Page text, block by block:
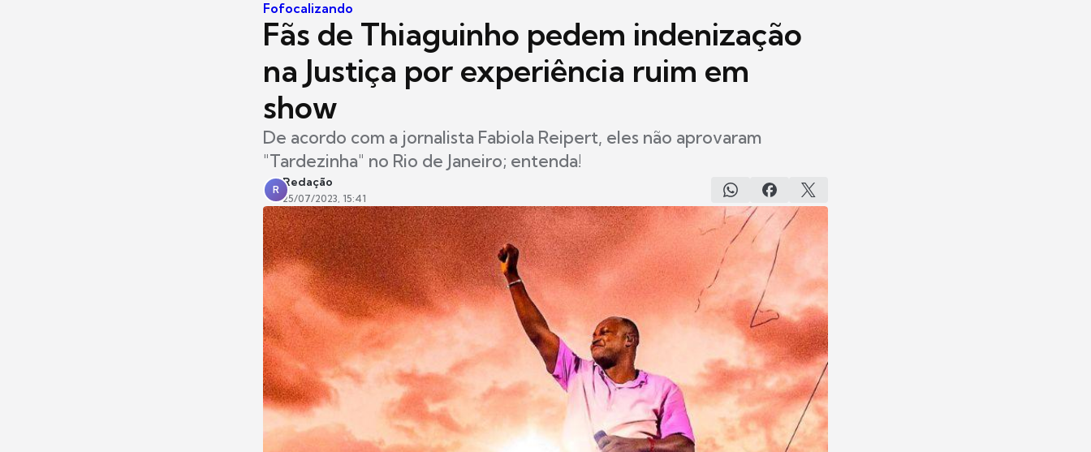
Fofocalizando
Fãs de Thiaguinho pedem indenização
na Justiça por experiência ruim em
show
De acordo com a jornalista Fabiola Reipert, eles não aprovaram
"Tardezinha" no Rio de Janeiro; entenda!
R
Redação
25/07/2023, 15:41